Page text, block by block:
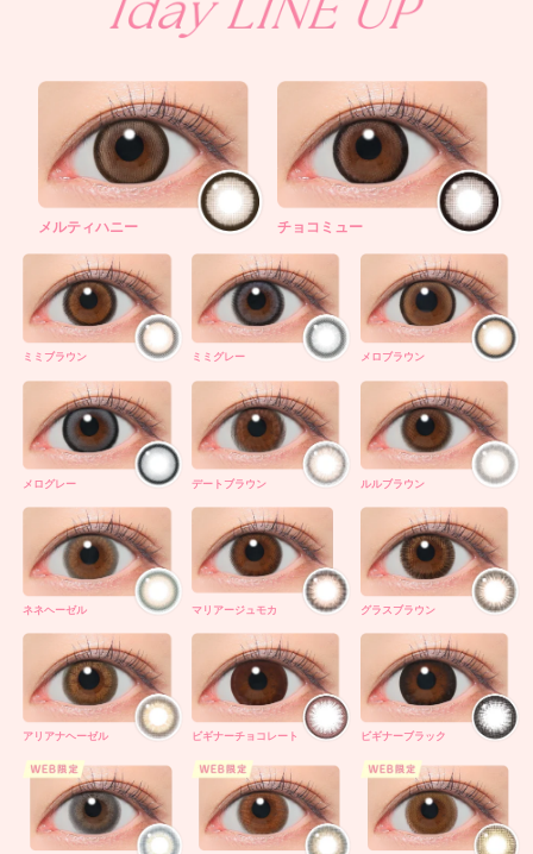
メルティハニー チョコミュー
ミミブラウン ミミグレー メロブラウン
メログレー デートブラウン ルルブラウン
ネネヘーゼル マリアージュモカ グラスブラウン
アリアナヘーゼル ビギナーチョコレート ビギナーブラック